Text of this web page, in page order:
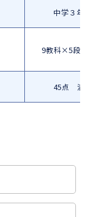
中学３年
9教科×5段
45点 満